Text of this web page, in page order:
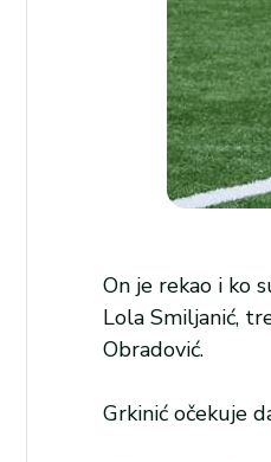
On je rekao i ko
Lola Smiljanić,
Obradović.
Grkinić očekuje